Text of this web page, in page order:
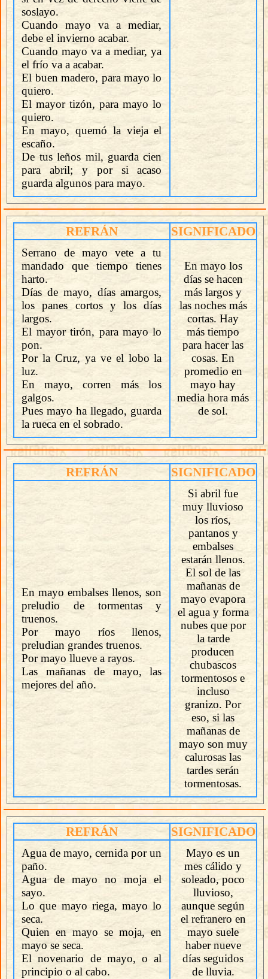
soslayo.
Cuando mayo va a mediar,
debe el invierno acabar.
Cuando mayo va a mediar, ya
el frío va a acabar.
El buen madero, para mayo lo
quiero.
El mayor tizón, para mayo lo
quiero.
En mayo, quemó la vieja el
escaño.
De tus leños mil, guarda cien
para abril; y por si acaso
guarda algunos para mayo.
REFRÁN SIGNIFICADO
Serrano de mayo vete a tu
mandado que tiempo tienes
harto.
Días de mayo, días amargos,
los panes cortos y los días
largos.
El mayor tirón, para mayo lo
pon.
Por la Cruz, ya ve el lobo la
luz.
En mayo, corren más los
galgos.
Pues mayo ha llegado, guarda
la rueca en el sobrado.
En mayo los
días se hacen
más largos y
las noches más
cortas. Hay
más tiempo
para hacer las
cosas. En
promedio en
mayo hay
media hora más
de sol.
REFRÁN SIGNIFICADO
En mayo embalses llenos, son
preludio de tormentas y
truenos.
Por mayo ríos llenos,
preludian grandes truenos.
Por mayo llueve a rayos.
Las mañanas de mayo, las
mejores del año.
Si abril fue
muy lluvioso
los ríos,
pantanos y
embalses
estarán llenos.
El sol de las
mañanas de
mayo evapora
el agua y forma
nubes que por
la tarde
producen
chubascos
tormentosos e
incluso
granizo. Por
eso, si las
mañanas de
mayo son muy
calurosas las
tardes serán
tormentosas.
REFRÁN SIGNIFICADO
Agua de mayo, cernida por un
paño.
Agua de mayo no moja el
sayo.
Lo que mayo riega, mayo lo
seca.
Quien en mayo se moja, en
mayo se seca.
El novenario de mayo, o al
principio o al cabo.
Mayo es un
mes cálido y
soleado, poco
lluvioso,
aunque según
el refranero en
mayo suele
haber nueve
días seguidos
de lluvia.